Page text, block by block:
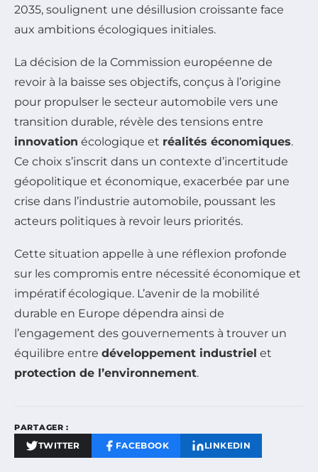
2035, soulignent une désillusion croissante face
aux ambitions écologiques initiales.
La décision de la Commission européenne de
revoir à la baisse ses objectifs, conçus à l’origine
pour propulser le secteur automobile vers une
transition durable, révèle des tensions entre
innovation écologique et réalités économiques.
Ce choix s’inscrit dans un contexte d’incertitude
géopolitique et économique, exacerbée par une
crise dans l’industrie automobile, poussant les
acteurs politiques à revoir leurs priorités.
Cette situation appelle à une réflexion profonde
sur les compromis entre nécessité économique et
impératif écologique. L’avenir de la mobilité
durable en Europe dépendra ainsi de
l’engagement des gouvernements à trouver un
équilibre entre développement industriel et
protection de l’environnement.
PARTAGER :
TWITTER FACEBOOK LINKEDIN